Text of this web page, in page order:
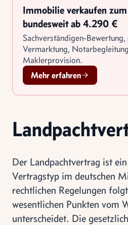
Immobilie verkaufen
bundesweit ab 4.290 €
Sachverständigen-
Vermarktung,
Maklerprovision.
Mehr erfahren
Der Landpachtvertrag ist
Vertragstyp im deutschen
rechtlichen Regelungen
wesentlichen Punkten vom
unterscheidet. Die